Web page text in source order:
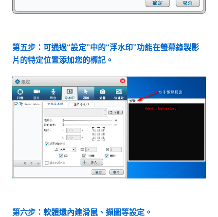
第五步：可通過“設定”中的“浮水印”功能在螢幕錄製影
片的特定位置添加您的標記。
第六步：軟體還內建滑鼠、擷圖等設定。